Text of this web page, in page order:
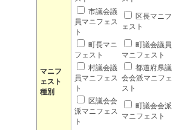
マニフ
ェスト
種別
市議会議
員マニフェス
ト
区長マニフ
ェスト
町長マニ
フェスト
町議会議員
マニフェスト
村議会議
員マニフェス
ト
都道府県議
会会派マニフェ
スト
区議会会
派マニフェス
ト
町議会会派
マニフェスト